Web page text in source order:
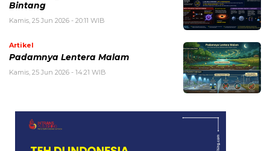
Bintang
Kamis, 25 Jun 2026 - 20:11 WIB
Artikel
Padamnya Lentera Malam
Kamis, 25 Jun 2026 - 14:21 WIB